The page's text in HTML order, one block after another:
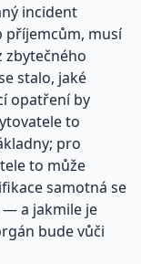
incident
příjemcům, musí
stalo, jaké
opatření by
to
pro
to může
samotná se
— a jakmile je
bude vůči